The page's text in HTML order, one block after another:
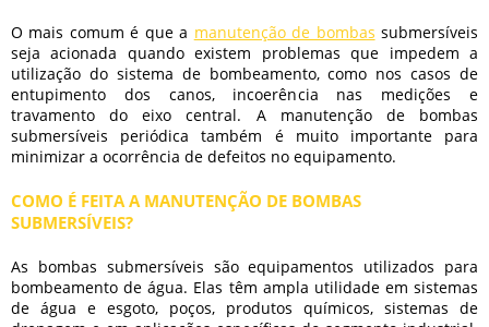
O mais comum é que a manutenção de bombas submersíveis
seja acionada quando existem problemas que impedem a
utilização do sistema de bombeamento, como nos casos de
entupimento dos canos, incoerência nas medições e
travamento do eixo central. A manutenção de bombas
submersíveis periódica também é muito importante para
minimizar a ocorrência de defeitos no equipamento.
COMO É FEITA A MANUTENÇÃO DE BOMBAS
SUBMERSÍVEIS?
As bombas submersíveis são equipamentos utilizados para
bombeamento de água. Elas têm ampla utilidade em sistemas
de água e esgoto, poços, produtos químicos, sistemas de